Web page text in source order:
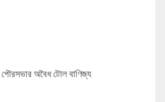
অবৈধ টোল বাণিজ্য